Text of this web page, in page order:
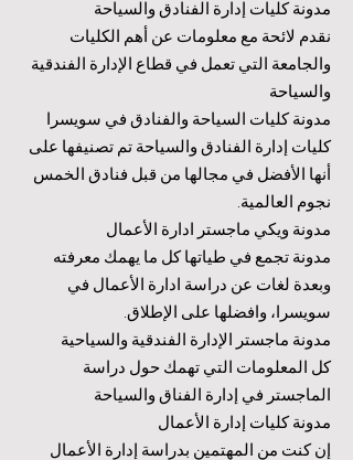
مدونة كليات إدارة الفنادق والسياحة
نقدم لائحة مع معلومات عن أهم الكليات
والجامعة التي تعمل في قطاع الإدارة الفندقية
والسياحة
مدونة كليات السياحة والفنادق في سويسرا
كليات إدارة الفنادق والسياحة تم تصنيفها على
أنها الأفضل في مجالها من قبل فنادق الخمس
نجوم العالمية.
مدونة ويكي ماجستر ادارة الأعمال
مدونة تجمع في طياتها كل ما يهمك معرفته
وبعدة لغات عن دراسة ادارة الأعمال في
سويسرا، وافضلها على الإطلاق.
مدونة ماجستر الإدارة الفندقية والسياحية
كل المعلومات التي تهمك حول دراسة
الماجستر في إدارة الفناق والسياحة
مدونة كليات إدارة الأعمال
إن كنت من المهتمين بدراسة إدارة الأعمال